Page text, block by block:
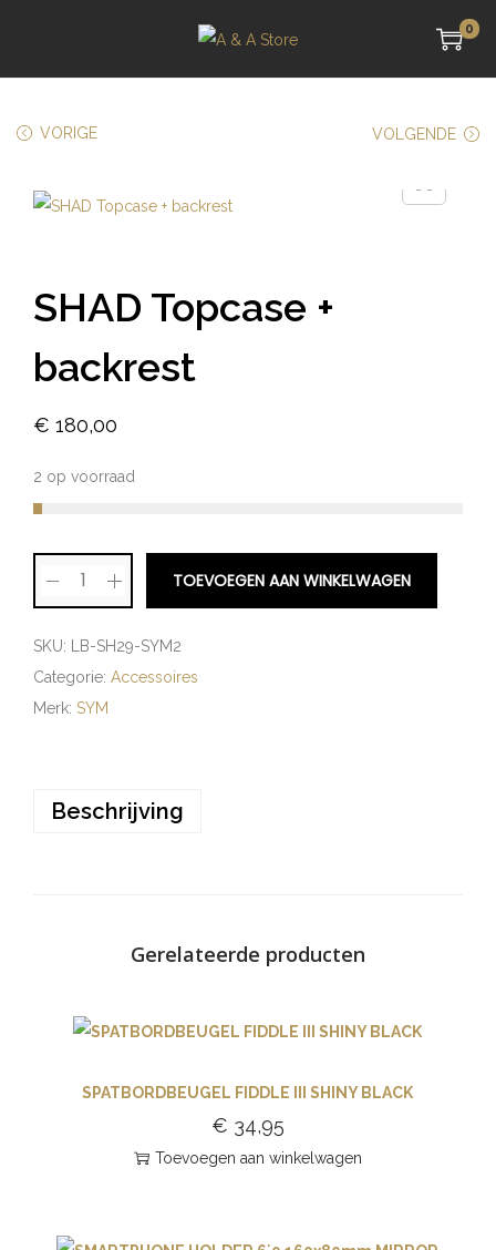
0
VORIGE VOLGENDE
SHAD Topcase +
backrest
€ 180,00
2 op voorraad
TOEVOEGEN AAN WINKELWAGEN
SKU: LB-SH29-SYM2
Categorie: Accessoires
Merk: SYM
Beschrijving
Gerelateerde producten
SPATBORDBEUGEL FIDDLE III SHINY BLACK
€ 34,95
Toevoegen aan winkelwagen